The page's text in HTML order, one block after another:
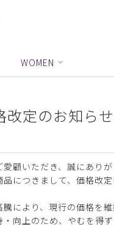
WOMEN
改定のお知らせ
顧いただき、誠にありが
につきまして、価格改
により、現行の価格を
向上のため、やむを得